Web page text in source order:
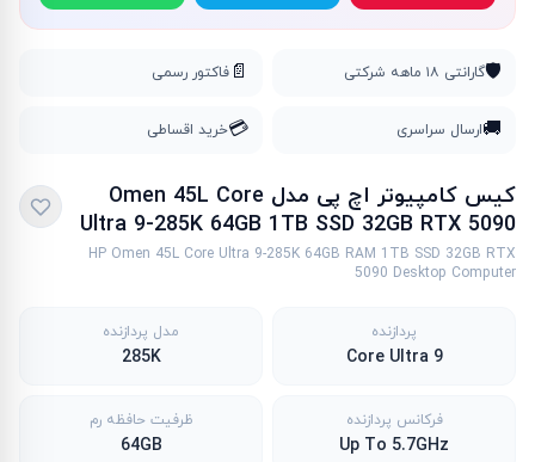
🛡️گارانتی ۱۸ ماهه شرکتی 📄 فاکتور رسمی
🚚ارسال سراسری 💳خرید اقساطی
کیس کامپیوتر اچ پی مدل Omen 45L Core
Ultra 9-285K 64GB 1TB SSD 32GB RTX 5090
HP Omen 45L Core Ultra 9-285K 64GB RAM 1TB SSD 32GB RTX
5090 Desktop Computer
پردازنده
Core Ultra 9
مدل پردازنده
285K
فرکانس پردازنده
Up To 5.7GHz
ظرفیت حافظه رم
64GB